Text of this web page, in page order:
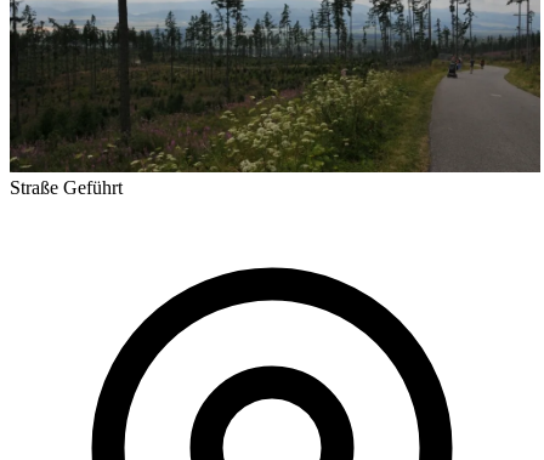
Straße Geführt